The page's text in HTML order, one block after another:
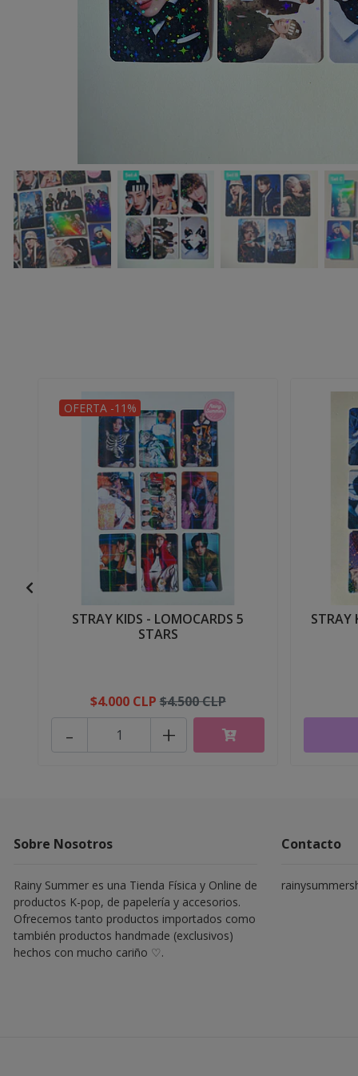
OFERTA -11%
STRAY KIDS - LOMOCARDS 5
STARS
$4.000 CLP $4.500 CLP
+
-
STRAY
Sobre Nosotros
Rainy Summer es una Tienda Física y Online de
productos K-pop, de papelería y accesorios.
Ofrecemos tanto productos importados como
también productos handmade (exclusivos)
hechos con mucho cariño ♡.
Contacto